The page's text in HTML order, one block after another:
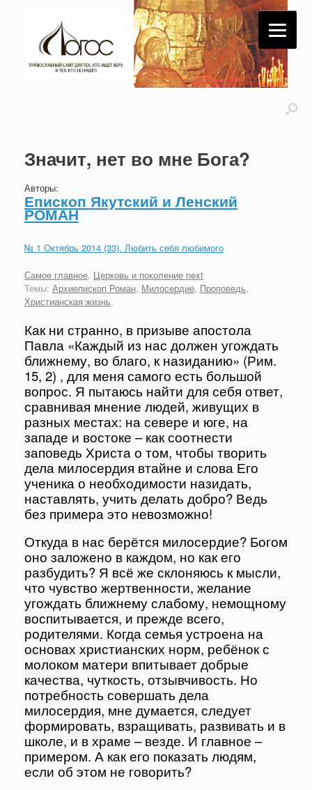
Значит, нет во мне Бога?
Авторы:
Епископ Якутский и Ленский
РОМАН
№ 1 Октябрь 2014 (33). Любить себя любимого
Самое главное, Церковь и поколение next
Темы: Архиепископ Роман, Милосердие, Проповедь,
Христианская жизнь.
Как ни странно, в призыве апостола
Павла «Каждый из нас должен угождать
ближнему, во благо, к назиданию» (Рим.
15, 2) , для меня самого есть большой
вопрос. Я пытаюсь найти для себя ответ,
сравнивая мнение людей, живущих в
разных местах: на севере и юге, на
западе и востоке – как соотнести
заповедь Христа о том, чтобы творить
дела милосердия втайне и слова Его
ученика о необходимости назидать,
наставлять, учить делать добро? Ведь
без примера это невозможно!
Откуда в нас берётся милосердие? Богом
оно заложено в каждом, но как его
разбудить? Я всё же склоняюсь к мысли,
что чувство жертвенности, желание
угождать ближнему слабому, немощному
воспитывается, и прежде всего,
родителями. Когда семья устроена на
основах христианских норм, ребёнок с
молоком матери впитывает добрые
качества, чуткость, отзывчивость. Но
потребность совершать дела
милосердия, мне думается, следует
формировать, взращивать, развивать и в
школе, и в храме – везде. И главное –
примером. А как его показать людям,
если об этом не говорить?